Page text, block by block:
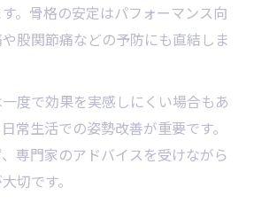
。骨格の安定はパフォーマンス向
股関節痛などの予防にも直結しま
度で効果を実感しにくい場合もあ
常生活での姿勢改善が重要です。
専門家のアドバイスを受けながら
切です。